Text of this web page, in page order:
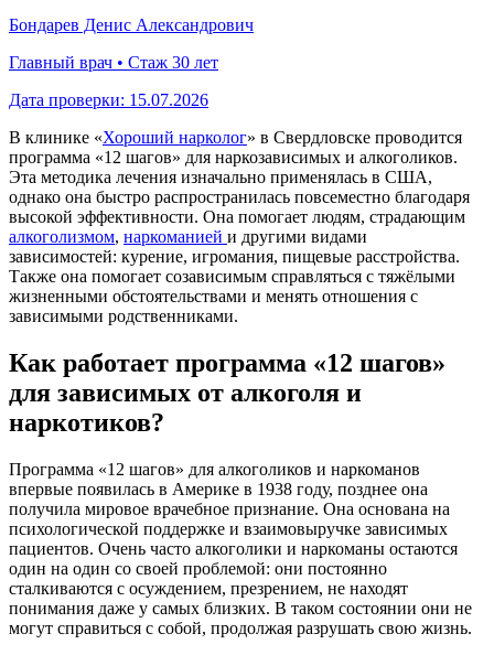
Бондарев Денис Александрович
Главный врач • Стаж 30 лет
Дата проверки: 15.07.2026
В клинике «Хороший нарколог» в Свердловске проводится
программа «12 шагов» для наркозависимых и алкоголиков.
Эта методика лечения изначально применялась в США,
однако она быстро распространилась повсеместно благодаря
высокой эффективности. Она помогает людям, страдающим
алкоголизмом, наркоманией и другими видами
зависимостей: курение, игромания, пищевые расстройства.
Также она помогает созависимым справляться с тяжёлыми
жизненными обстоятельствами и менять отношения с
зависимыми родственниками.
Как работает программа «12 шагов»
для зависимых от алкоголя и
наркотиков?
Программа «12 шагов» для алкоголиков и наркоманов
впервые появилась в Америке в 1938 году, позднее она
получила мировое врачебное признание. Она основана на
психологической поддержке и взаимовыручке зависимых
пациентов. Очень часто алкоголики и наркоманы остаются
один на один со своей проблемой: они постоянно
сталкиваются с осуждением, презрением, не находят
понимания даже у самых близких. В таком состоянии они не
могут справиться с собой, продолжая разрушать свою жизнь.